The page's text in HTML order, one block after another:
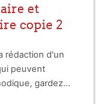
et
copie 2
rédaction d'un
peuvent
gardez
tôt pour